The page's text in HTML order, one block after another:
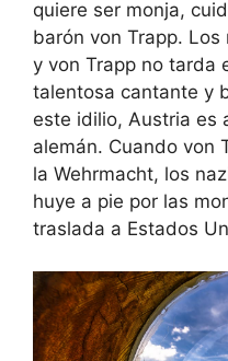
quiere ser monja,
barón von Trapp.
y von Trapp no tarda
talentosa cantante y
este idilio, Austria es
alemán. Cuando von
la Wehrmacht, los
huye a pie por las
traslada a Estados